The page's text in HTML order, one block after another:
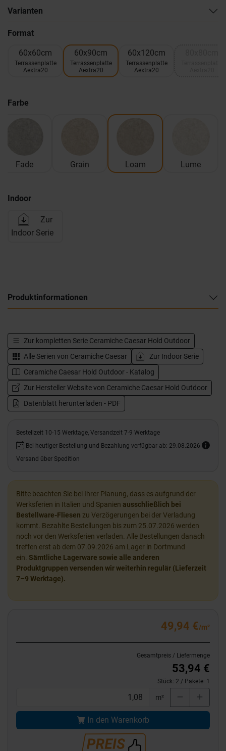
Varianten
Format
60x60cm
Terrassenplatte
Aextra20
60x90cm
Terrassenplatte
Aextra20
60x120cm
Terrassenplatte
Aextra20
Farbe
Fade Grain Loam Lume
Indoor
Zur
Indoor Serie
Produktinformationen
Zur kompletten Serie Ceramiche Caesar Hold Outdoor
Alle Serien von Ceramiche Caesar
Zur Indoor Serie
Ceramiche Caesar Hold Outdoor - Katalog
Zur Hersteller Website von Ceramiche Caesar Hold Outdoor
Datenblatt herunterladen - PDF
Bestellzeit 10-15 Werktage, Versandzeit 7-9 Werktage
Bei heutiger Bestellung und Bezahlung verfügbar ab: 29.08.2026
Versand über Spedition
Bitte beachten Sie bei Ihrer Planung, dass es aufgrund der
Werksferien in Italien und Spanien ausschließlich bei
Bestellware-Fliesen zu Verzögerungen bei der Verladung
kommt. Bezahlte Bestellungen bis zum 25.07.2026 werden
noch vor den Werksferien verladen. Alle Bestellungen danach
treffen erst ab dem 07.09.2026 am Lager in Dortmund
ein. Sämtliche Lagerware sowie alle anderen
Produktgruppen versenden wir weiterhin regulär (Lieferzeit
7–9 Werktage).
49,94 €/m²
Gesamtpreis / Liefermenge
53,94 €
Stück: 2 / Pakete: 1
m²
In den Warenkorb